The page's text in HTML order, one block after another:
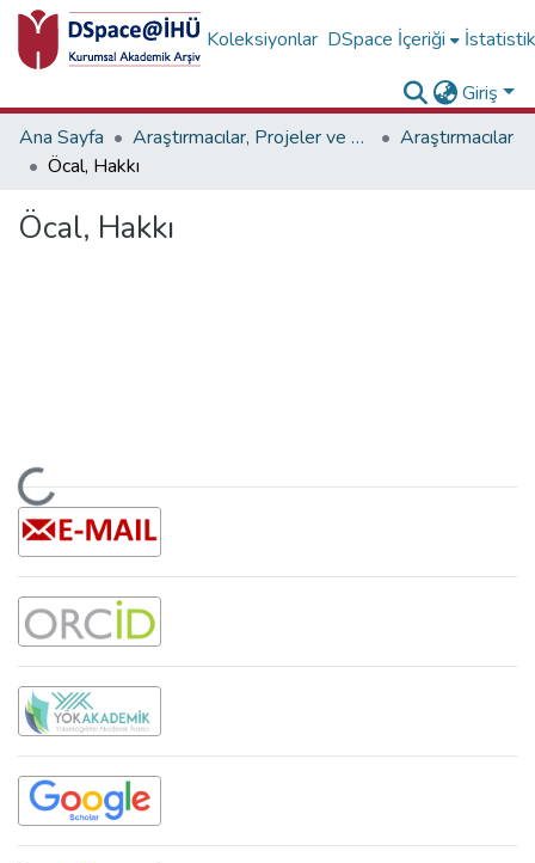
Koleksiyonlar DSpace İçeriği
Giriş
Ana Sayfa
Araştırmacılar, Projeler ve Birimler
Araştırmacılar
Öcal, Hakkı
Öcal, Hakkı